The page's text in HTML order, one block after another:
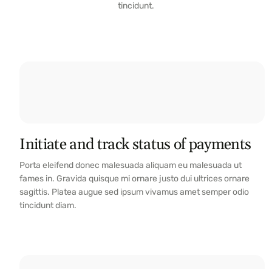
tincidunt.
Initiate and track status of payments
Porta eleifend donec malesuada aliquam eu malesuada ut
fames in. Gravida quisque mi ornare justo dui ultrices ornare
sagittis. Platea augue sed ipsum vivamus amet semper odio
tincidunt diam.